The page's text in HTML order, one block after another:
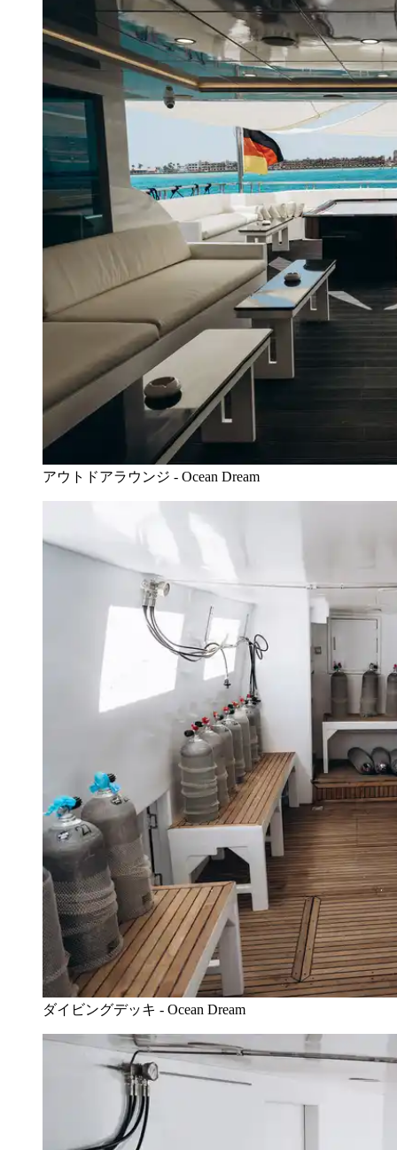
アウトドアラウンジ - Ocean Dream
ダイビングデッキ - Ocean Dream